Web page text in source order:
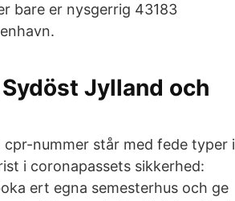
bare er nysgerrig 43183
Jylland och
nummer står med fede typer i
i coronapassets sikkerhed:
ert egna semesterhus och ge